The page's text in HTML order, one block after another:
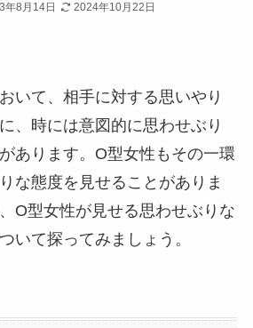
年8月14日 2024年10月22日
いて、相手に対する思いやり
、時には意図的に思わせぶり
あります。O型女性もその一環
な態度を見せることがありま
O型女性が見せる思わせぶりな
いて探ってみましょう。